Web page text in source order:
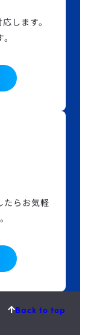
します。
たら お気軽
Back to top